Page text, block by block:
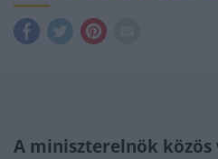
A miniszterelnök